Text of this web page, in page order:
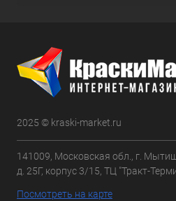
2025 © kraski-market.ru
141009, Московская обл., г.
д. 25Г, корпус 3/15, ТЦ "Тракт-
Посмотреть на карте